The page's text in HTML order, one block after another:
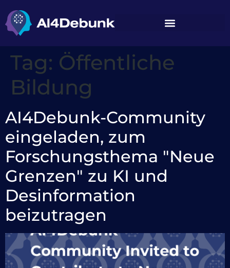
springen
Tag: Öffentliche
Bildung
AI4Debunk-Community
eingeladen, zum
Forschungsthema "Neue
Grenzen" zu KI und
Desinformation
beizutragen